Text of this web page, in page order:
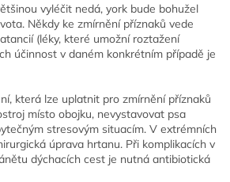
vyléčit nedá, york bude bohužel
Někdy ke zmírnění příznaků vede
(léky, které umožní roztažení
účinnost v daném konkrétním případě je
která lze uplatnit pro zmírnění příznaků
místo obojku, nevystavovat psa
stresovým situacím. V extrémních
úprava hrtanu. Při komplikacích v
dýchacích cest je nutná antibiotická